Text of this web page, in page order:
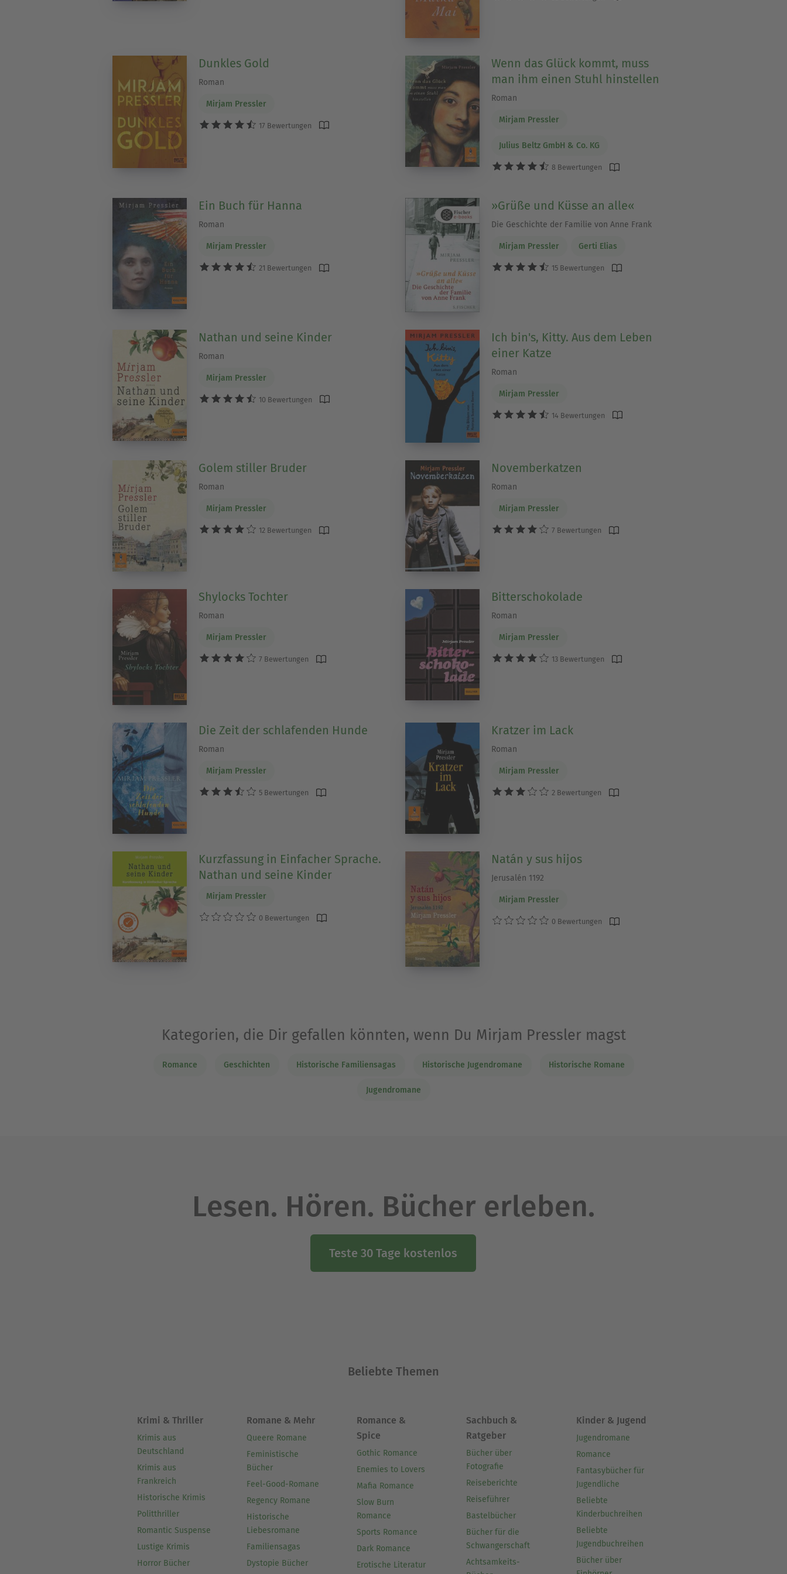
Dunkles Gold
Roman
Mirjam Pressler
17 Bewertungen
Wenn das Glück kommt, muss
man ihm einen Stuhl hinstellen
Roman
Mirjam Pressler
Julius Beltz GmbH & Co. KG
8 Bewertungen
Ein Buch für Hanna
Roman
Mirjam Pressler
21 Bewertungen
»Grüße und Küsse an alle«
Die Geschichte der Familie von Anne Frank
Mirjam Pressler Gerti Elias
15 Bewertungen
Nathan und seine Kinder
Roman
Mirjam Pressler
10 Bewertungen
Ich bin's, Kitty. Aus dem Leben
einer Katze
Roman
Mirjam Pressler
14 Bewertungen
Golem stiller Bruder
Roman
Mirjam Pressler
12 Bewertungen
Novemberkatzen
Roman
Mirjam Pressler
7 Bewertungen
Shylocks Tochter
Roman
Mirjam Pressler
7 Bewertungen
Bitterschokolade
Roman
Mirjam Pressler
13 Bewertungen
Die Zeit der schlafenden Hunde
Roman
Mirjam Pressler
5 Bewertungen
Kratzer im Lack
Roman
Mirjam Pressler
2 Bewertungen
Kurzfassung in Einfacher Sprache.
Nathan und seine Kinder
Mirjam Pressler
0 Bewertungen
Natán y sus hijos
Jerusalén 1192
Mirjam Pressler
0 Bewertungen
Kategorien, die Dir gefallen könnten, wenn Du Mirjam Pressler magst
Romance Geschichten Historische Familiensagas Historische Jugendromane Historische Romane
Jugendromane
Lesen. Hören. Bücher erleben.
Teste 30 Tage kostenlos
Beliebte Themen
Krimi & Thriller
Krimis aus
Deutschland
Krimis aus
Frankreich
Historische Krimis
Politthriller
Romantic Suspense
Lustige Krimis
Horror Bücher
Romane & Mehr
Queere Romane
Feministische
Bücher
Feel-Good-Romane
Regency Romane
Historische
Liebesromane
Familiensagas
Dystopie Bücher
Romance &
Spice
Gothic Romance
Enemies to Lovers
Mafia Romance
Slow Burn
Romance
Sports Romance
Dark Romance
Erotische Literatur
Sachbuch &
Ratgeber
Bücher über
Fotografie
Reiseberichte
Reiseführer
Bastelbücher
Bücher für die
Schwangerschaft
Achtsamkeits-
Kinder & Jugend
Jugendromane
Romance
Fantasybücher für
Jugendliche
Beliebte
Kinderbuchreihen
Beliebte
Jugendbuchreihen
Bücher über